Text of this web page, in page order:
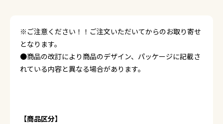
※ご注意ください！！ご注文いただいてからのお取り寄せ
となります。
●商品の改訂により商品のデザイン、パッケージに記載さ
れている内容と異なる場合があります。
【商品区分】